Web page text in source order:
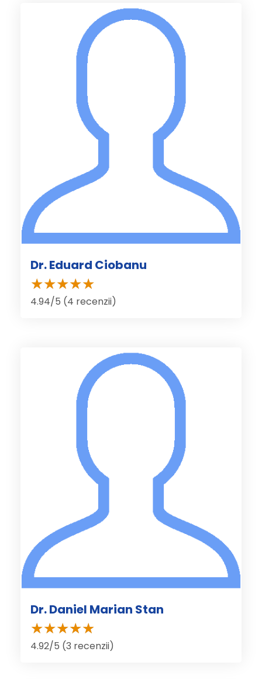
Dr. Eduard Ciobanu
4.94/5 (4 recenzii)
Dr. Daniel Marian Stan
4.92/5 (3 recenzii)